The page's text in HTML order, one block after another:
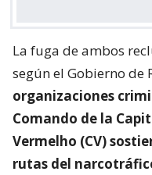
La fuga de ambos
según el Gobierno de
organizaciones
Comando de la
Vermelho (CV)
rutas del